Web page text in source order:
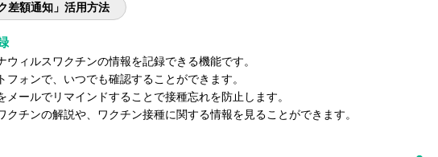
差額通知」活用方法
ウィルスワクチンの情報を記録できる機能です。
フォンで、いつでも確認することができます。
メールでリマインドすることで接種忘れを防止します。
クチンの解説や、ワクチン接種に関する情報を見ることができます。